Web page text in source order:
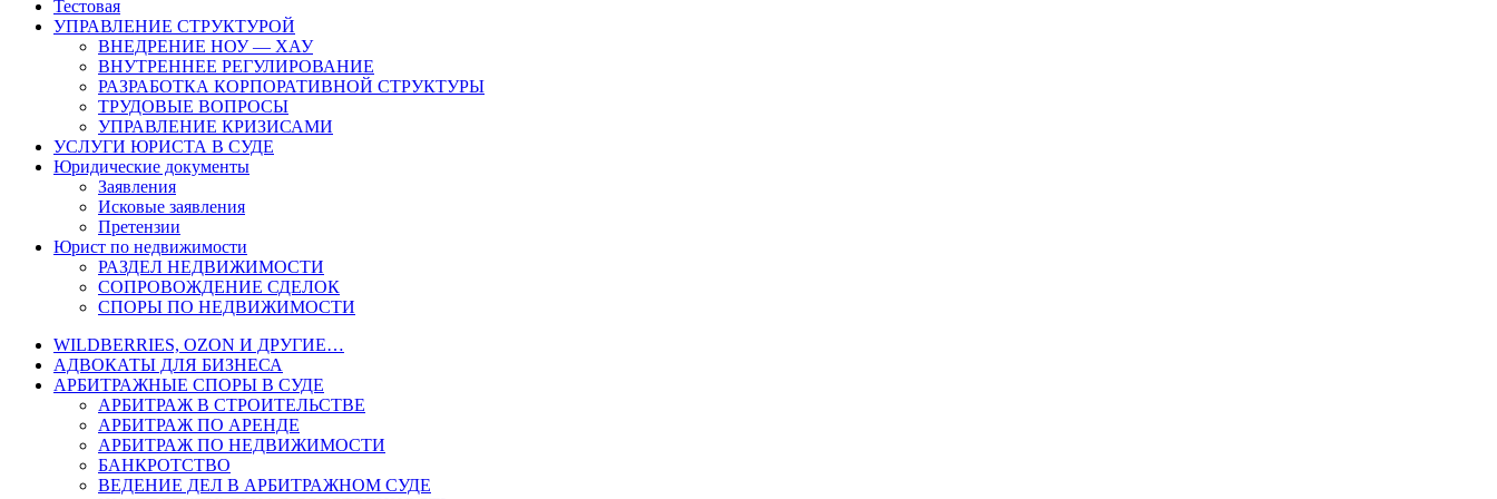
Тестовая
УПРАВЛЕНИЕ СТРУКТУРОЙ
ВНЕДРЕНИЕ НОУ — ХАУ
ВНУТРЕННЕЕ РЕГУЛИРОВАНИЕ
РАЗРАБОТКА КОРПОРАТИВНОЙ СТРУКТУРЫ
ТРУДОВЫЕ ВОПРОСЫ
УПРАВЛЕНИЕ КРИЗИСАМИ
УСЛУГИ ЮРИСТА В СУДЕ
Юридические документы
Заявления
Исковые заявления
Претензии
Юрист по недвижимости
РАЗДЕЛ НЕДВИЖИМОСТИ
СОПРОВОЖДЕНИЕ СДЕЛОК
СПОРЫ ПО НЕДВИЖИМОСТИ
WILDBERRIES, OZON И ДРУГИЕ…
АДВОКАТЫ ДЛЯ БИЗНЕСА
АРБИТРАЖНЫЕ СПОРЫ В СУДЕ
АРБИТРАЖ В СТРОИТЕЛЬСТВЕ
АРБИТРАЖ ПО АРЕНДЕ
АРБИТРАЖ ПО НЕДВИЖИМОСТИ
БАНКРОТСТВО
ВЕДЕНИЕ ДЕЛ В АРБИТРАЖНОМ СУДЕ